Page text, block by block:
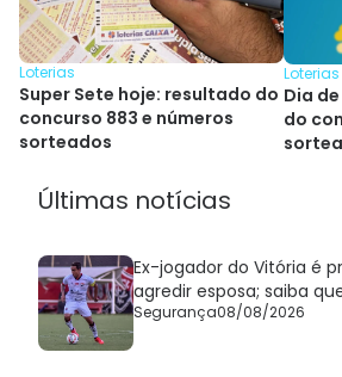
Loterias
Super Sete hoje: resultado do
concurso 883 e números
sorteados
Loterias
Dia
do
Últimas notícias
Ex-jogador do Vitória é
agredir esposa; saiba
Segurança08/08/2026